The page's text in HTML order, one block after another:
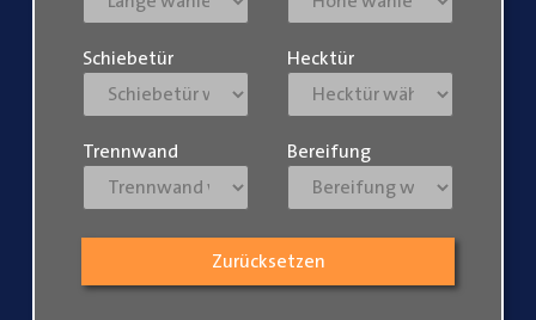
Schiebetür Hecktür
Trennwand Bereifung
Zurücksetzen